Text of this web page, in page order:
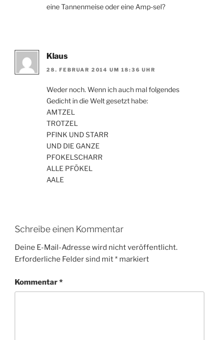
eine Tannenmeise oder eine Amp-sel?
Klaus
28. FEBRUAR 2014 UM 18:36 UHR
Weder noch. Wenn ich auch mal folgendes
Gedicht in die Welt gesetzt habe:
AMTZEL
TROTZEL
PFINK UND STARR
UND DIE GANZE
PFOKELSCHARR
ALLE PFÖKEL
AALE
Schreibe einen Kommentar
Deine E-Mail-Adresse wird nicht veröffentlicht.
Erforderliche Felder sind mit* markiert
Kommentar*